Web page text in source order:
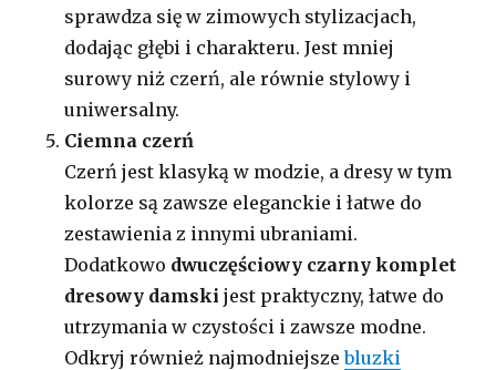
sprawdza się w zimowych stylizacjach,
dodając głębi i charakteru. Jest mniej
surowy niż czerń, ale równie stylowy i
uniwersalny.
Ciemna czerń
Czerń jest klasyką w modzie, a dresy w tym
kolorze są zawsze eleganckie i łatwe do
zestawienia z innymi ubraniami.
Dodatkowo dwuczęściowy czarny komplet
dresowy damski jest praktyczny, łatwe do
utrzymania w czystości i zawsze modne.
Odkryj również najmodniejszebluzki